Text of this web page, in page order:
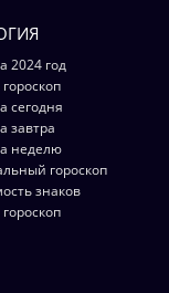
2024 год
сегодня
завтра
неделю
гороскоп
знаков